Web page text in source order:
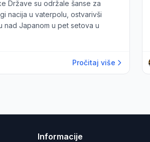
Države su održale šanse za
nacija u vaterpolu, ostvarivši
nad Japanom u pet setova u
Pročitaj više
Informacije